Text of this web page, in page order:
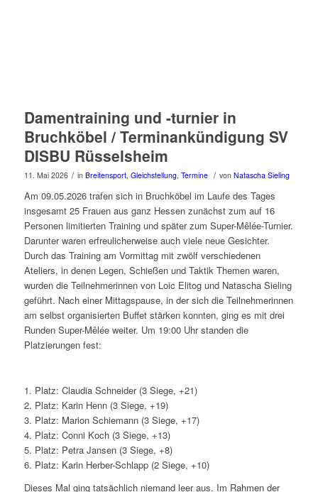
Damentraining und -turnier in
Bruchköbel / Terminankündigung SV
DISBU Rüsselsheim
11. Mai 2026 / in Breitensport, Gleichstellung, Termine / von Natascha Sieling
Am 09.05.2026 trafen sich in Bruchköbel im Laufe des Tages
insgesamt 25 Frauen aus ganz Hessen zunächst zum auf 16
Personen limitierten Training und später zum Super-Mêlée-Turnier.
Darunter waren erfreulicherweise auch viele neue Gesichter.
Durch das Training am Vormittag mit zwölf verschiedenen
Ateliers, in denen Legen, Schießen und Taktik Themen waren,
wurden die Teilnehmerinnen von Loic Elitog und Natascha Sieling
geführt. Nach einer Mittagspause, in der sich die Teilnehmerinnen
am selbst organisierten Buffet stärken konnten, ging es mit drei
Runden Super-Mêlée weiter. Um 19:00 Uhr standen die
Platzierungen fest:
1. Platz: Claudia Schneider (3 Siege, +21)
2. Platz: Karin Henn (3 Siege, +19)
3. Platz: Marion Schiemann (3 Siege, +17)
4. Platz: Conni Koch (3 Siege, +13)
5. Platz: Petra Jansen (3 Siege, +8)
6. Platz: Karin Herber-Schlapp (2 Siege, +10)
Dieses Mal ging tatsächlich niemand leer aus. Im Rahmen der